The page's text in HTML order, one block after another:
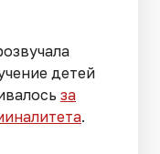
детей
за
.